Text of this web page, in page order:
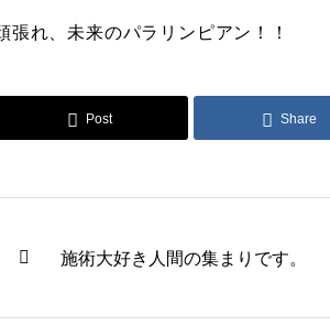
張れ、未来のパラリンピアン！！
Post Share
施術大好き人間の集まりです。